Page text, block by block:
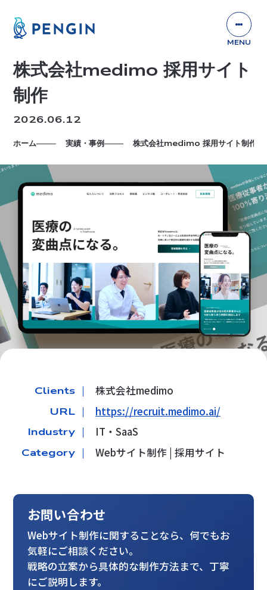
株式会社medimo 採用サイト
制作
2026.06.12
ホーム 実績・事例 株式会社medimo 採用サイト制作
Clients ｜ 株式会社medimo
URL ｜ https://recruit.medimo.ai/
Industry ｜ IT・SaaS
Category ｜ Webサイト制作 | 採用サイト
お問い合わせ
Webサイト制作に関することなら、何でもお
気軽にご相談ください。
戦略の立案から具体的な制作方法まで、丁寧
にご説明します。